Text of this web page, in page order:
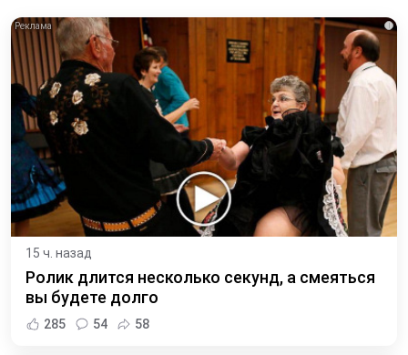
i
15 ч. назад
Ролик длится несколько секунд, а смеяться
вы будете долго
285 54 58